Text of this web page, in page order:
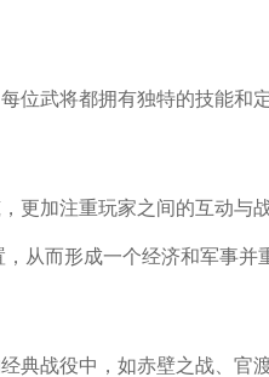
位武将都拥有独特的技能和
更加注重玩家之间的互动与
从而形成一个经济和军事并
典战役中，如赤壁之战、官